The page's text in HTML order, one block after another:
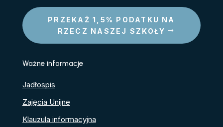
PRZEKAŻ 1,5% PODATKU NA
RZECZ NASZEJ SZKOŁY
Ważne informacje
Jadłospis
Zajęcia Unijne
Klauzula informacyjna